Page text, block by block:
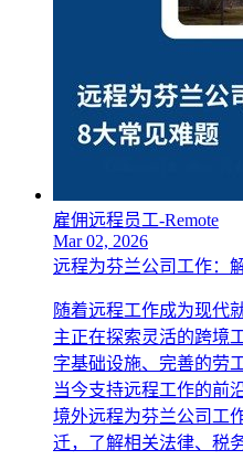
雇佣远程员工-Remote
Mar 02, 2026
远程为芬兰公司工作：
随着远程工作成为现代
主正在探索灵活的跨境
字基础设施、完善的劳
当今支持远程工作的前
境外远程为芬兰公司工
迁，了解相关法律、税